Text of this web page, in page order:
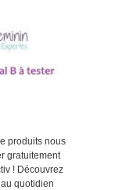
produits nous
gratuitement
! Découvrez
quotidien